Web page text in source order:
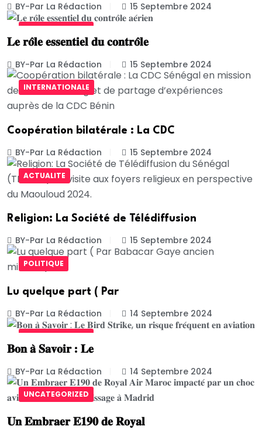
BY-Par La Rédaction 15 Septembre 2024
UNCATEGORIZED
𝐋𝐞 𝐫𝐨̂𝐥𝐞 𝐞𝐬𝐬𝐞𝐧𝐭𝐢𝐞𝐥 𝐝𝐮 𝐜𝐨𝐧𝐭𝐫𝐨̂𝐥𝐞
BY-Par La Rédaction 15 Septembre 2024
INTERNATIONALE
Coopération bilatérale : La CDC
BY-Par La Rédaction 15 Septembre 2024
ACTUALITE
Religion: La Société de Télédiffusion
BY-Par La Rédaction 15 Septembre 2024
POLITIQUE
Lu quelque part ( Par
BY-Par La Rédaction 14 Septembre 2024
UNCATEGORIZED
𝐁𝐨𝐧 𝐚̀ 𝐒𝐚𝐯𝐨𝐢𝐫 : 𝐋𝐞
BY-Par La Rédaction 14 Septembre 2024
UNCATEGORIZED
𝐔𝐧 𝐄𝐦𝐛𝐫𝐚𝐞𝐫 𝐄𝟏𝟗𝟎 𝐝𝐞 𝐑𝐨𝐲𝐚𝐥